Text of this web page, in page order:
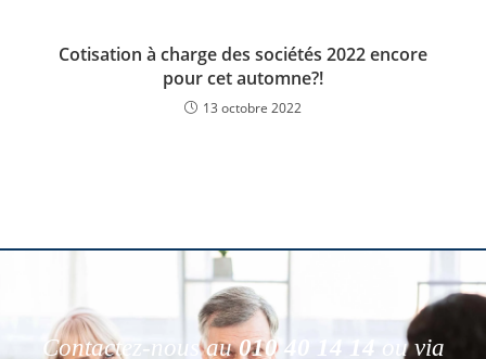
Cotisation à charge des sociétés 2022 encore
pour cet automne?!
13 octobre 2022
Contactez-nous au010 40 14 14
ou via